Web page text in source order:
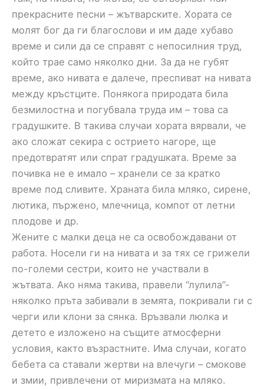
прекрасните песни – жътварските. Хората се
молят бог да ги благослови и им даде хубаво
време и сили да се справят с непосилния труд,
който трае само няколко дни. За да не губят
време, ако нивата е далече, преспиват на нивата
между кръстците. Понякога природата била
безмилостна и погубвала труда им – това са
градушките. В такива случаи хората вярвали, че
ако сложат секира с острието нагоре, ще
предотвратят или спрат градушката. Време за
почивка не е имало – хранели се за кратко
време под сливите. Храната била мляко, сирене,
лютика, пържено, млечница, компот от летни
плодове и др.
Жените с малки деца не са освобождавани от
работа. Носели ги на нивата и за тях се грижели
по-големи сестри, които не участвали в
жътвата. Ако няма такива, правели “лулила”-
няколко пръта забивали в земята, покривали ги с
черги или клони за сянка. Връзвали люлка и
детето е изложено на същите атмосферни
условия, както възрастните. Има случаи, когато
бебета са ставали жертви на влечуги – смокове
и змии, привлечени от миризмата на мляко.